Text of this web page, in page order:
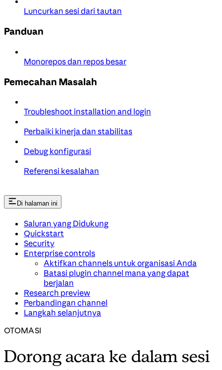
Luncurkan sesi dari tautan
Panduan
Monorepos dan repos besar
Pemecahan Masalah
Troubleshoot installation and login
Perbaiki kinerja dan stabilitas
Debug konfigurasi
Referensi kesalahan
Di halaman ini
Saluran yang Didukung
Quickstart
Security
Enterprise controls
Aktifkan channels untuk organisasi Anda
Batasi plugin channel mana yang dapat
berjalan
Research preview
Perbandingan channel
Langkah selanjutnya
OTOMASI
Dorong acara ke dalam sesi